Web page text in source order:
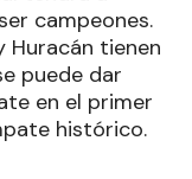
campeones.
Huracán tienen
puede dar
en el primer
histórico.